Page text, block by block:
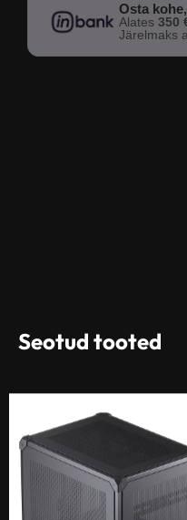
Osta
Alates350
Järelmaks
Seotud tooted